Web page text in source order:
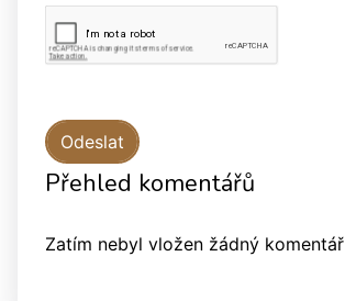
Přehled komentářů
Zatím nebyl vložen žádný komentář